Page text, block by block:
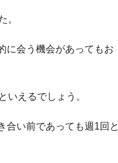
。
に会う機会があってもお
といえるでしょう。
合い前であっても週1回と